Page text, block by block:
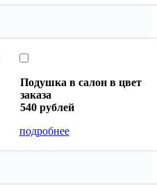
Подушка в салон в цвет
заказа
540 рублей
подробнее